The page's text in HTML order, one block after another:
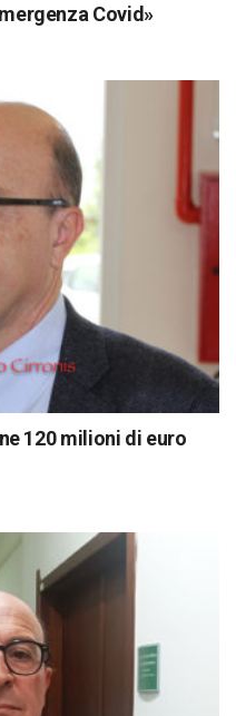
Covid»
120 milioni di euro